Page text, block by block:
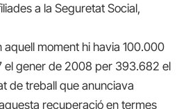
a la Seguretat Social,
aquell moment hi havia 100.000
el gener de 2008 per 393.682 el
de treball que anunciava
recuperació en termes